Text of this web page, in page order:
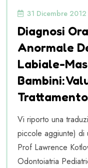
31 Dicembre 2012
Diagnosi
Anormale
Labiale-
Bambini:
Vi riporto una
piccole aggiunte) di
Prof Lawrence
Odontoiatria